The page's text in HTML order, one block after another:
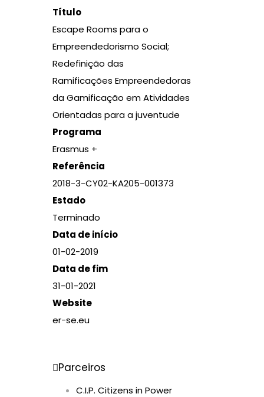
Título
Escape Rooms para o
Empreendedorismo Social;
Redefinição das
Ramificações Empreendedoras
da Gamificação em Atividades
Orientadas para a juventude
Programa
Erasmus +
Referência
2018-3-CY02-KA205-001373
Estado
Terminado
Data de início
01-02-2019
Data de fim
31-01-2021
Website
er-se.eu
Parceiros
C.I.P. Citizens in Power